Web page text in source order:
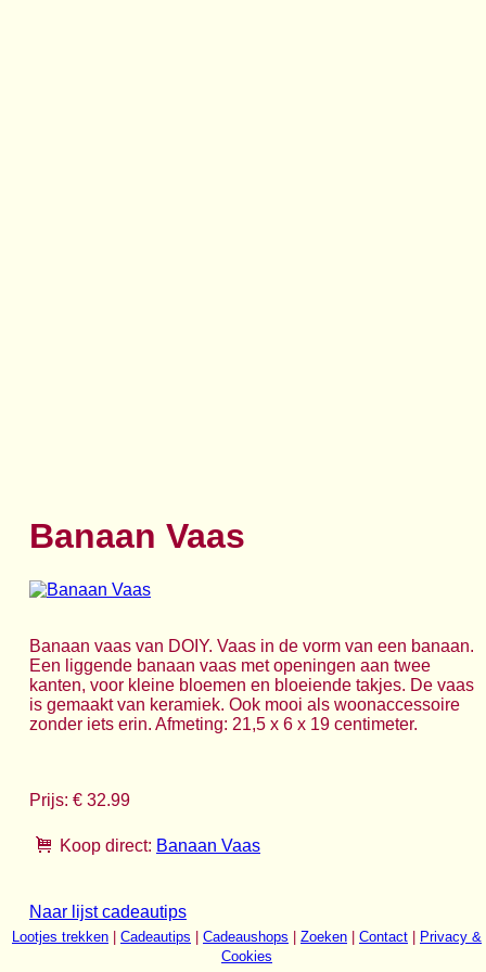
Banaan Vaas
Banaan vaas van DOIY. Vaas in de vorm van een banaan.
Een liggende banaan vaas met openingen aan twee
kanten, voor kleine bloemen en bloeiende takjes. De vaas
is gemaakt van keramiek. Ook mooi als woonaccessoire
zonder iets erin. Afmeting: 21,5 x 6 x 19 centimeter.
Prijs: € 32.99
Koop direct: Banaan Vaas
Naar lijst cadeautips
Lootjes trekken Cadeautips Cadeaushops Zoeken Contact
Privacy &
Cookies